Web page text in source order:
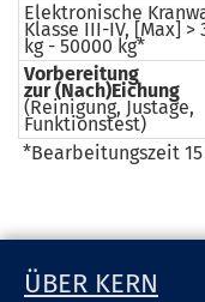
Elektronische
Klasse III-IV, [Max] >
kg - 50000 kg*
Vorbereitung
zur (Nach)Eichung
(Reinigung, Justage,
Funktionstest)
*Bearbeitungszeit
ÜBER KERN